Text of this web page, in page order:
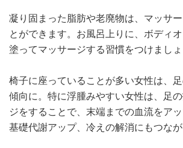
凝り固まった脂肪や老廃物は、マッサ
とができます。お風呂上りに、ボディ
塗ってマッサージする習慣をつけましょ
椅子に座っていることが多い女性は、
傾向に。特に浮腫みやすい女性は、足
ジをすることで、末端までの血流をアッ
基礎代謝アップ、冷えの解消にもつなが